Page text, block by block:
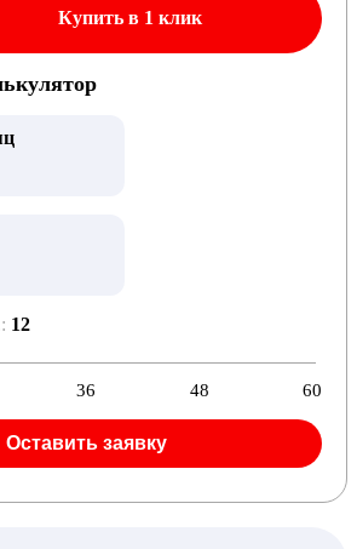
Купить в 1 клик
12
36 48 60
Оставить заявку